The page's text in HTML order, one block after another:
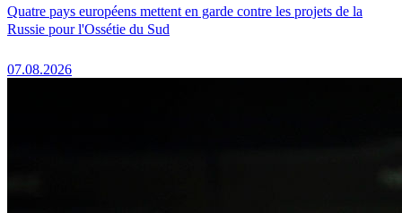
Quatre pays européens mettent en garde contre les projets de la
Russie pour l'Ossétie du Sud
07.08.2026